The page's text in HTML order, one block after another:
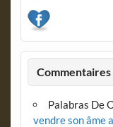
Palabras De
vendre son âme